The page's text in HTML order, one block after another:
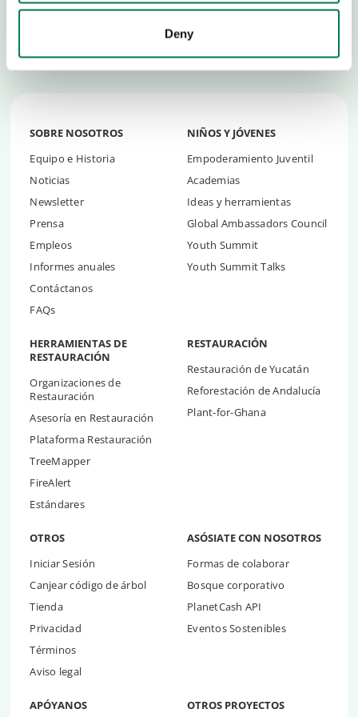
Deny
devolverun billón de árboles más.
SOBRE NOSOTROS
Equipo e Historia
Noticias
Newsletter
Prensa
Empleos
Informes anuales
Contáctanos
FAQs
NIÑOS Y JÓVENES
Empoderamiento Juventil
Academias
Ideas y herramientas
Global Ambassadors Council
Youth Summit
Youth Summit Talks
HERRAMIENTAS DE
RESTAURACIÓN
Organizaciones de
Restauración
Asesoría en Restauración
Plataforma Restauración
TreeMapper
FireAlert
Estándares
RESTAURACIÓN
Restauración de Yucatán
Reforestación de Andalucía
Plant-for-Ghana
OTROS
Iniciar Sesión
Canjear código de árbol
Tienda
Privacidad
Términos
Aviso legal
ASÓSIATE CON NOSOTROS
Formas de colaborar
Bosque corporativo
PlanetCash API
Eventos Sostenibles
APÓYANOS OTROS PROYECTOS